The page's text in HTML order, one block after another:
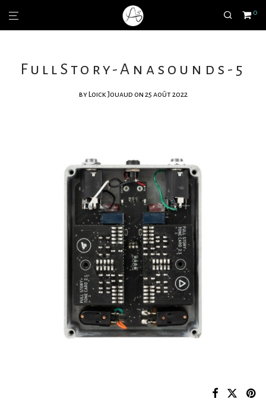
0
FullStory-Anasounds-5
by Loick Jouaud on 25 août 2022